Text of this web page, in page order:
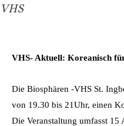
VHS
VHS- Aktuell: Koreanisch
Die Biosphären -VHS St.
von 19.30 bis 21Uhr, einen
Die Veranstaltung umfasst